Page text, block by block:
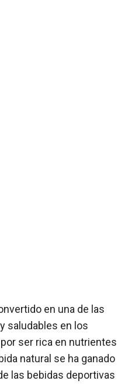
en una de las
saludables en los
ser rica en nutrientes
natural se ha ganado
las bebidas deportivas